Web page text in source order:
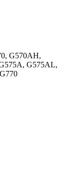
G570AH,
G575AL,